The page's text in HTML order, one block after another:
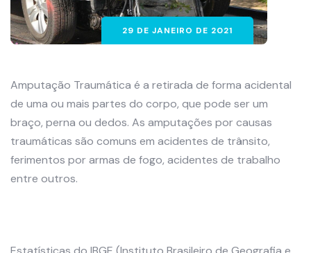
29 DE JANEIRO DE 2021
Amputação Traumática é a retirada de forma acidental
de uma ou mais partes do corpo, que pode ser um
braço, perna ou dedos. As amputações por causas
traumáticas são comuns em acidentes de trânsito,
ferimentos por armas de fogo, acidentes de trabalho
entre outros.